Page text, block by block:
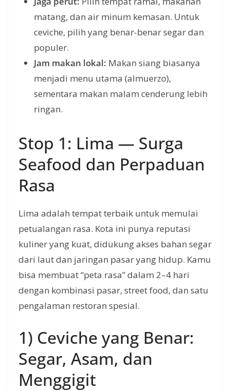
matang, dan air minum kemasan. Untuk
ceviche, pilih yang benar-benar segar dan
populer.
Jam makan lokal: Makan siang biasanya
menjadi menu utama (almuerzo),
sementara makan malam cenderung lebih
ringan.
Stop 1: Lima — Surga
Seafood dan Perpaduan
Rasa
Lima adalah tempat terbaik untuk memulai
petualangan rasa. Kota ini punya reputasi
kuliner yang kuat, didukung akses bahan segar
dari laut dan jaringan pasar yang hidup. Kamu
bisa membuat “peta rasa” dalam 2–4 hari
dengan kombinasi pasar, street food, dan satu
pengalaman restoran spesial.
1) Ceviche yang Benar:
Segar, Asam, dan
Menggigit